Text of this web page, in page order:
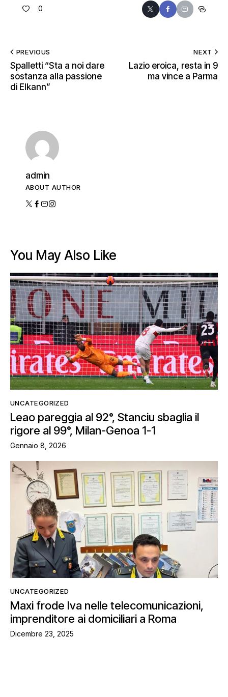
0
PREVIOUS
Spalletti “Sta a noi dare
sostanza alla passione
di Elkann”
NEXT
Lazio eroica, resta in 9
ma vince a Parma
admin
ABOUT AUTHOR
You May Also Like
UNCATEGORIZED
Leao pareggia al 92°, Stanciu sbaglia il
rigore al 99°, Milan-Genoa 1-1
Gennaio 8, 2026
UNCATEGORIZED
Maxi frode Iva nelle telecomunicazioni,
imprenditore ai domiciliari a Roma
Dicembre 23, 2025